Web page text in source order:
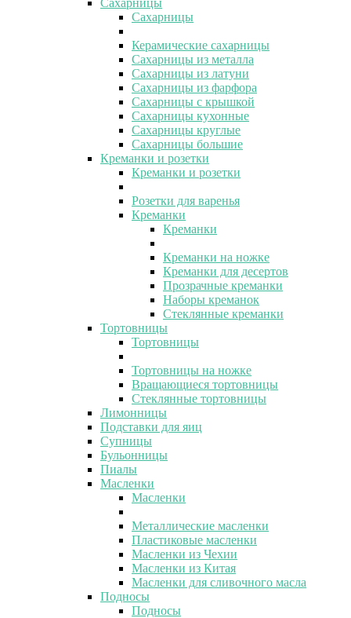
Сахарницы
Керамические сахарницы
Сахарницы из металла
Сахарницы из латуни
Сахарницы из фарфора
Сахарницы с крышкой
Сахарницы кухонные
Сахарницы круглые
Сахарницы большие
Креманки и розетки
Креманки и розетки
Розетки для варенья
Креманки
Креманки
Креманки на ножке
Креманки для десертов
Прозрачные креманки
Наборы креманок
Стеклянные креманки
Тортовницы
Тортовницы
Тортовницы на ножке
Вращающиеся тортовницы
Стеклянные тортовницы
Лимонницы
Подставки для яиц
Супницы
Бульонницы
Пиалы
Масленки
Масленки
Металлические масленки
Пластиковые масленки
Масленки из Чехии
Масленки из Китая
Масленки для сливочного масла
Подносы
Подносы